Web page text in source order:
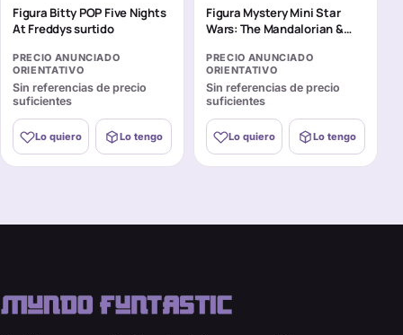
Figura Bitty POP Five Nights
At Freddys surtido
PRECIO ANUNCIADO
ORIENTATIVO
Sin referencias de precio
suficientes
Lo quiero Lo tengo
Figura Mystery Mini Star
Wars: The Mandalorian &
PRECIO ANUNCIADO
ORIENTATIVO
Sin referencias de precio
suficientes
Lo quiero Lo tengo